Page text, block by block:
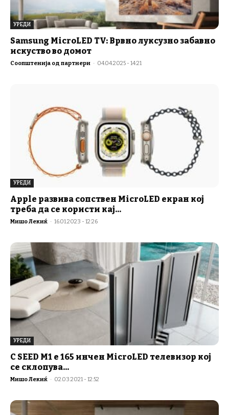
УРЕДИ
Samsung MicroLED TV: Врвно луксузно забавно
искуство во домот
Соопштенија од партнери - 04.04.2025 - 14:21
УРЕДИ
Apple развива сопствен MicroLED екран кој
треба да се користи кај...
Мишо Лекиќ - 16.01.2023 - 12:26
УРЕДИ
C SEED M1 е 165 инчен MicroLED телевизор кој
се склопува...
Мишо Лекиќ - 02.03.2021 - 12:52